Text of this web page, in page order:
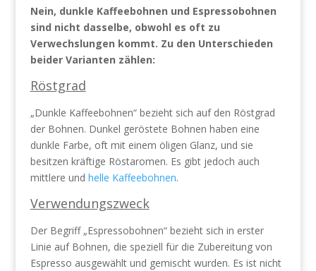
Nein, dunkle Kaffeebohnen und Espressobohnen
sind nicht dasselbe, obwohl es oft zu
Verwechslungen kommt. Zu den Unterschieden
beider Varianten zählen:
Röstgrad
„Dunkle Kaffeebohnen“ bezieht sich auf den Röstgrad
der Bohnen. Dunkel geröstete Bohnen haben eine
dunkle Farbe, oft mit einem öligen Glanz, und sie
besitzen kräftige Röstaromen. Es gibt jedoch auch
mittlere und helle Kaffeebohnen.
Verwendungszweck
Der Begriff „Espressobohnen“ bezieht sich in erster
Linie auf Bohnen, die speziell für die Zubereitung von
Espresso ausgewählt und gemischt wurden. Es ist nicht